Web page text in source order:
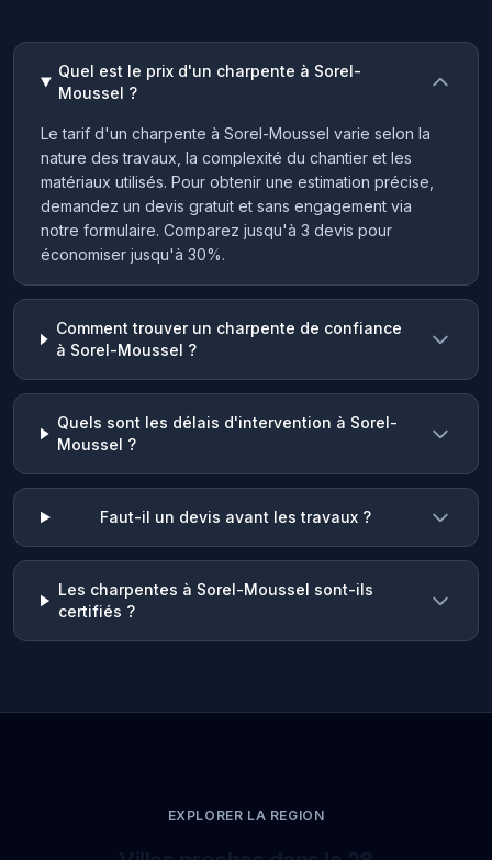
Quel est le prix d'un charpente à Sorel-
Moussel ?
Le tarif d'un charpente à Sorel-Moussel varie selon la
nature des travaux, la complexité du chantier et les
matériaux utilisés. Pour obtenir une estimation précise,
demandez un devis gratuit et sans engagement via
notre formulaire. Comparez jusqu'à 3 devis pour
économiser jusqu'à 30%.
Comment trouver un charpente de confiance
à Sorel-Moussel ?
Quels sont les délais d'intervention à Sorel-
Moussel ?
Faut-il un devis avant les travaux ?
Les charpentes à Sorel-Moussel sont-ils
certifiés ?
EXPLORER LA REGION